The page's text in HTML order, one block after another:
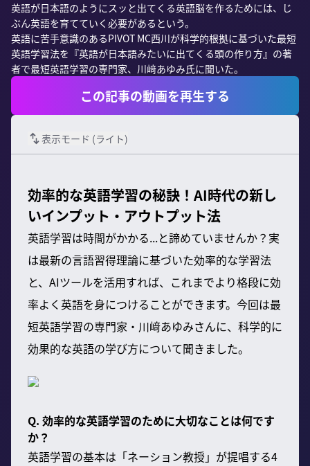
英語が日本語のようにスッと出てくる英語脳を作るためには、じ
ぶん英語を育てていく必要があるという。
英語に苦手意識のあるPIVOT MC西川が科学的根拠に基づいた最短
英語学習法を『英語が日本語みたいに出てくる頭の作り方』の著
者で最短英語学習の専門家、川﨑あゆみ氏に聞いた。
この記事の動画を再生する
表示モード (ライト)
効率的な英語学習の秘訣！AI時代の新し
いインプット・アウトプット法
英語学習は時間がかかる...と諦めていませんか？実
は最新の言語習得理論に基づいた効率的な学習法
と、AIツールを活用すれば、これまでより格段に効
率よく英語を身につけることができます。今回は最
短英語学習の専門家・川﨑あゆみさんに、科学的に
効果的な英語の学び方について聞きました。
Q. 効率的な英語学習のために大切なことは何です
か？
英語学習の基本は「ネーション教授」が提唱する4